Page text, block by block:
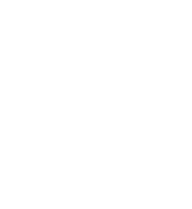
案过程中，牵引出“婴胎报仇”，“娘娘索命”等一连串